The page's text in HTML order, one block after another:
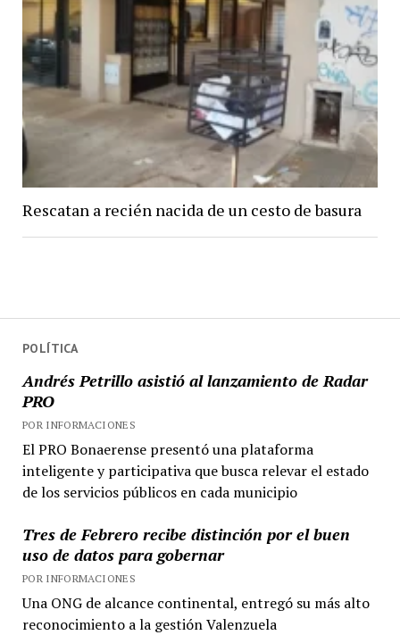
POLÍTICA
Andrés Petrillo asistió al lanzamiento de Radar
PRO
POR INFORMACIONES
El PRO Bonaerense presentó una plataforma
inteligente y participativa que busca relevar el estado
de los servicios públicos en cada municipio
Tres de Febrero recibe distinción por el buen
uso de datos para gobernar
POR INFORMACIONES
Una ONG de alcance continental, entregó su más alto
reconocimiento a la gestión Valenzuela
Rescatan a recién nacida de un cesto de basura